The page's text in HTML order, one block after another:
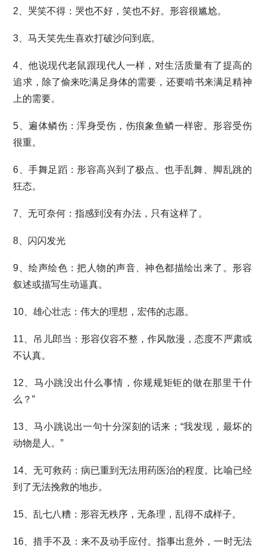
2、哭笑不得：哭也不好，笑也不好。形容很尴尬。
3、马天笑先生喜欢打破沙问到底。
4、他说现代老鼠跟现代人一样，对生活质量有了提高的
追求，除了偷来吃满足身体的需要，还要啃书来满足精神
上的需要。
5、遍体鳞伤：浑身受伤，伤痕象鱼鳞一样密。形容受伤
很重。
6、手舞足蹈：形容高兴到了极点。也手乱舞、脚乱跳的
狂态。
7、无可奈何：指感到没有办法，只有这样了。
8、闪闪发光
9、绘声绘色：把人物的声音、神色都描绘出来了。形容
叙述或描写生动逼真。
10、雄心壮志：伟大的理想，宏伟的志愿。
11、吊儿郎当：形容仪容不整，作风散漫，态度不严肃或
不认真。
12、马小跳没出什么事情，你规规矩钜的做在那里干什
么？”
13、马小跳说出一句十分深刻的话来；“我发现，最坏的
动物是人。”
14、无可救药：病已重到无法用药医治的程度。比喻已经
到了无法挽救的地步。
15、乱七八糟：形容无秩序，无条理，乱得不成样子。
16、措手不及：来不及动手应付。指事出意外，一时无法